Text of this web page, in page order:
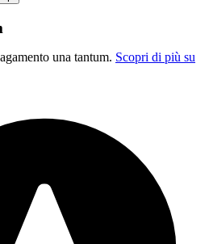
una tantum. Scopri di più su